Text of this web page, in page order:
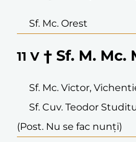
Sf. Mc. Orest
11 V † Sf. M. Mc.
Sf. Mc. Victor,
Sf. Cuv. Teodor
(Post. Nu se fac nunți)